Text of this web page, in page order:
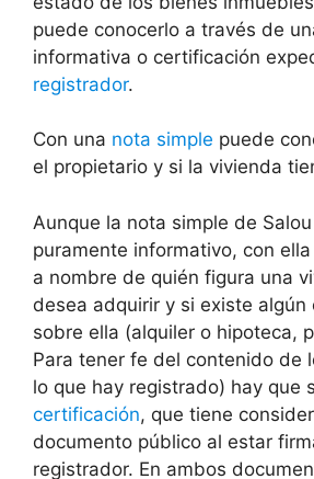
puede conocerlo a través de
informativa o certificación
registrador.
Con una nota simple puede
el propietario y si la vivienda
Aunque la nota simple de
puramente informativo, con
a nombre de quién figura una
desea adquirir y si existe algún
sobre ella (alquiler o hipoteca,
Para tener fe del contenido de
lo que hay registrado) hay que
certificación, que tiene
documento público al estar
registrador. En ambos